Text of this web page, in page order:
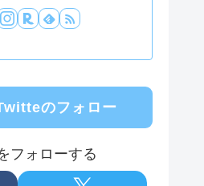
のフォロー
フォローする